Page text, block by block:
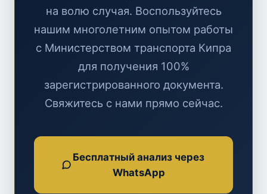
на волю случая. Воспользуйтесь
нашим многолетним опытом работы
с Министерством транспорта Кипра
для получения 100%
зарегистрированного документа.
Свяжитесь с нами прямо сейчас.
Бесплатный анализ через
WhatsApp